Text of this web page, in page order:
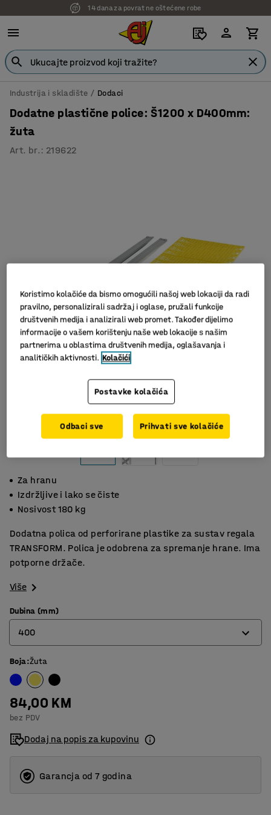
14 dana za povrat ne oštećene robe
7 godina garancije
Industrija i skladište Dodaci
Dodatne plastične police: Š1200 x D400mm:
žuta
Art. br. : 219622
Za hranu
Izdržljive i lako se čiste
Nosivost 180 kg
Dodatna polica od perforirane plastike za sustav regala
TRANSFORM. Polica je odobrena za spremanje hrane. Ima
potporne držače.
Više
Dubina (mm)
400
400
500
600
Boja:Žuta
84,00 KM
bez PDV
Dodaj na popis za kupovinu
Garancja od 7 godina
Koristimo kolačiće da bismo omogućili našoj web lokaciji da radi
pravilno, personalizirali sadržaj i oglase, pružali funkcije
društvenih medija i analizirali web promet. Također dijelimo
informacije o vašem korištenju naše web lokacije s našim
partnerima u oblastima društvenih medija, oglašavanja i
analitičkih aktivnosti. Kolačići
Postavke kolačića
Odbaci sve Prihvati sve kolačiće